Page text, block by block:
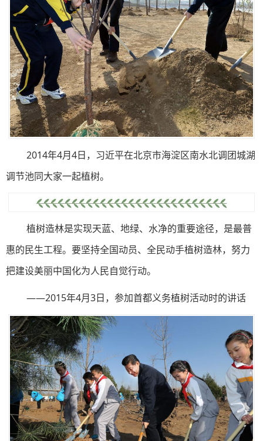
2014年4月4日，习近平在北京市海淀区南水北调团城湖
调节池同大家一起植树。
植树造林是实现天蓝、地绿、水净的重要途径，是最普
惠的民生工程。要坚持全国动员、全民动手植树造林，努力
把建设美丽中国化为人民自觉行动。
——2015年4月3日，参加首都义务植树活动时的讲话